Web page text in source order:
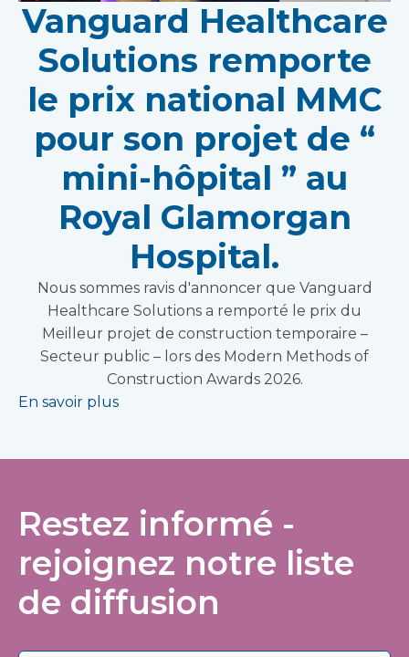
Vanguard Healthcare
Solutions remporte
le prix national MMC
pour son projet de “
mini-hôpital ” au
Royal Glamorgan
Hospital.
Nous sommes ravis d'annoncer que Vanguard
Healthcare Solutions a remporté le prix du
Meilleur projet de construction temporaire –
Secteur public – lors des Modern Methods of
Construction Awards 2026.
En savoir plus
Restez informé -
rejoignez notre liste
de diffusion